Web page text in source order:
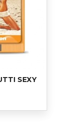
SEXY